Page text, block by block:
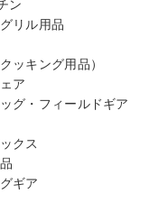
ン
リル用品
ッキング用品）
ア
グ・フィールドギア
クス
ギア